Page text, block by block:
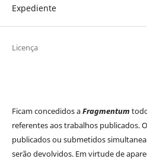
Expediente
Licença
Ficam concedidos aFragmentum
referentes aos trabalhos publicados.
publicados ou submetidos
serão devolvidos. Em virtude de